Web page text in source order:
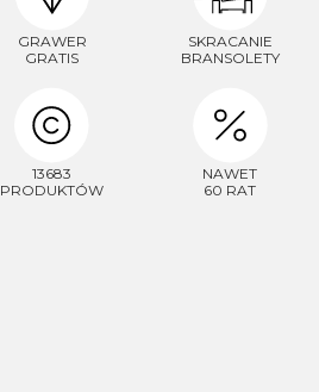
GRAWER
GRATIS
SKRACANIE
BRANSOLETY
13683
PRODUKTÓW
NAWET
60 RAT